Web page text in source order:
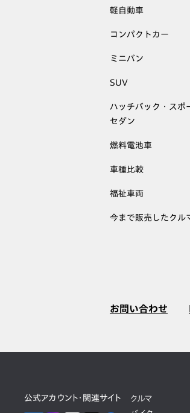
軽自動車
コンパクトカー
ミニバン
SUV
ハッチバック・スポ
セダン
燃料電池車
車種比較
福祉車両
今まで販売したクル
お問い合わせ
公式アカウント・関連サイト
クルマ